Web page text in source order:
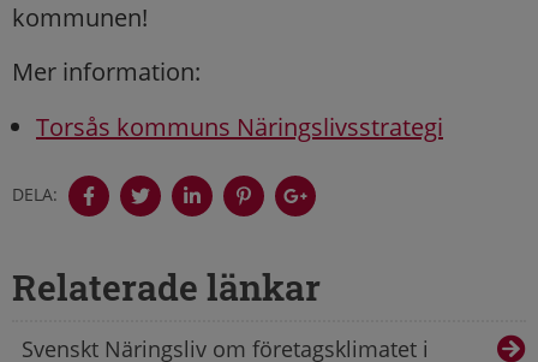
kommunen!
Mer information:
Torsås kommuns Näringslivsstrategi
DELA:
Relaterade länkar
Svenskt Näringsliv om företagsklimatet i